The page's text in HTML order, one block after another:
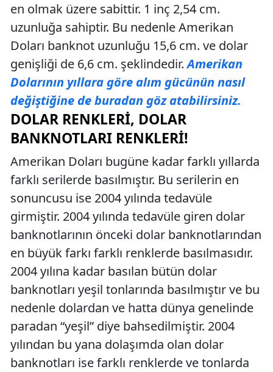
en olmak üzere sabittir. 1 inç 2,54 cm.
uzunluğa sahiptir. Bu nedenle Amerikan
Doları banknot uzunluğu 15,6 cm. ve dolar
genişliği de 6,6 cm. şeklindedir.Amerikan
Dolarının yıllara göre alım gücünün nasıl
değiştiğine de buradan göz atabilirsiniz.
DOLAR RENKLERI, DOLAR
BANKNOTLARI RENKLERI!
Amerikan Doları bugüne kadar farklı yıllarda
farklı serilerde basılmıştır. Bu serilerin en
sonuncusu ise 2004 yılında tedavüle
girmiştir. 2004 yılında tedavüle giren dolar
banknotlarının önceki dolar banknotlarından
en büyük farkı farklı renklerde basılmasıdır.
2004 yılına kadar basılan bütün dolar
banknotları yeşil tonlarında basılmıştır ve bu
nedenle dolardan ve hatta dünya genelinde
paradan “yeşil” diye bahsedilmiştir. 2004
yılından bu yana dolaşımda olan dolar
banknotları ise farklı renklerde ve tonlarda